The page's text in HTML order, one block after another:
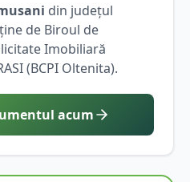
din județul
de Biroul de
Imobiliară
(BCPI Oltenita).
acum